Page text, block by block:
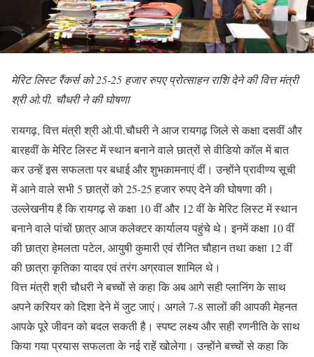
मेरिट लिस्ट रैंकर्स को 25-25 हजार रुपए प्रोत्साहन राशि देने की वित्त मंत्री
श्री ओ.पी. चौधरी ने की घोषणा
रायगढ़, वित्त मंत्री श्री ओ.पी.चौधरी ने आज रायगढ़ जिले से कक्षा दसवीं और
बारहवीं के मेरिट लिस्ट में स्थान बनाने वाले छात्रों से वीडियो कॉल में बात
कर उन्हें इस सफलता पर बधाई और शुभकामनाएं दीं। उन्होंने प्रावीण्य सूची
में आने वाले सभी 5 छात्रों को 25-25 हजार रुपए देने की घोषणा की।
उल्लेखनीय है कि रायगढ़ से कक्षा 10 वीं और 12 वीं के मेरिट लिस्ट में स्थान
बनाने वाले पांचों छात्र आज कलेक्टर कार्यालय पहुंचे थे। इनमें कक्षा 10 वीं
की छात्रा हेमलता पटेल, आयुषी कुमारी एवं रौनित चौहान तथा कक्षा 12 वीं
की छात्रा कृतिका यादव एवं तरंग अग्रवाल शामिल थे।
वित्त मंत्री श्री चौधरी ने बच्चों से कहा कि अब आगे सही प्लानिंग के साथ
अपने करियर को दिशा देने में जुट जाएं। अगले 7-8 सालों की आपकी मेहनत
आपके पूरे जीवन को बदल सकती है। स्पष्ट लक्ष्य और सही रणनीति के साथ
किया गया प्रयास सफलता के नई राहें खोलेगा। उन्होंने बच्चों से कहा कि